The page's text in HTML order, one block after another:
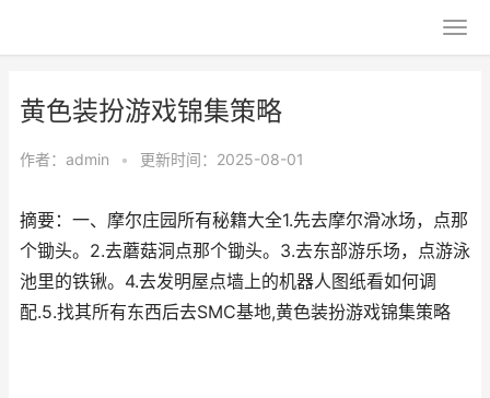
黄色装扮游戏锦集策略
作者： admin • 更新时间：2025-08-01
摘要：一、摩尔庄园所有秘籍大全1.先去摩尔滑冰场，点那
个锄头。2.去蘑菇洞点那个锄头。3.去东部游乐场，点游泳
池里的铁锹。4.去发明屋点墙上的机器人图纸看如何调
配.5.找其所有东西后去SMC基地,黄色装扮游戏锦集策略